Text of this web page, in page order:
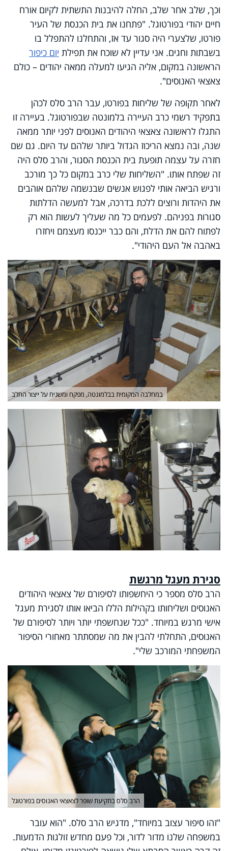
וכך, שלב אחר שלב, החלה להיבנות התשתית לקיום אורח
חיים יהודי בפורטוגל. "פתחנו את בית הכנסת של העיר
פורטו, שלצערי היה סגור עד אז, והתחלנו להתפלל בו
בשבתות וחגים. אני עדיין לא שוכח את תפילת יום כיפור
הראשונה במקום, אליה הגיעו למעלה ממאה יהודים – כולם
צאצאי האנוסים".
לאחר תקופה של שליחות בפורטו, עבר הרב סלס לכהן
בתפקיד רשמי כרב העיירה בלמונטה שבפורטוגל. בעיירה זו
התגלו לראשונה צאצאי היהודים האנוסים לפני יותר ממאה
שנה, ובה נמצא הריכוז הגדול ביותר שלהם עד היום. גם שם
חזרה על עצמה תופעת בית הכנסת הסגור, והרב סלס היה
זה שפתח אותו. "השליחות שלי כרב במקום כל כך מורכב
ורגיש הביאה אותי לפגוש אנשים שבנשמה שלהם אוהבים
את היהדות ורוצים ללכת בדרכה, אבל למעשה הדלתות
סגורות בפניהם. לפעמים כל מה שעליך לעשות הוא רק
לפתוח להם את הדלת, והם כבר ייכנסו מעצמם ויחזרו
באהבה אל העם היהודי".
במחלבה המקומית בבלמונטה, מפקח ומשגיח על ייצור החלב
סגירת מעגל מרגשת
הרב סלס מספר כי היחשפותו לסיפורם של צאצאי היהודים
האנוסים ושליחותו בקהילות הללו הביאו אותו לסגירת מעגל
אישי מרגש במיוחד. "ככל שנחשפתי יותר ויותר לסיפורם של
האנוסים, התחלתי להבין את מה שמסתתר מאחורי הסיפור
המשפחתי המורכב שלי".
הרב סלס בתקיעת שופר לצאצאי האנוסים בפורטוגל
"זהו סיפור עצוב במיוחד", מדגיש הרב סלס. "הוא עובר
במשפחה שלנו מדור לדור, וכל פעם מחדש זולגות הדמעות.